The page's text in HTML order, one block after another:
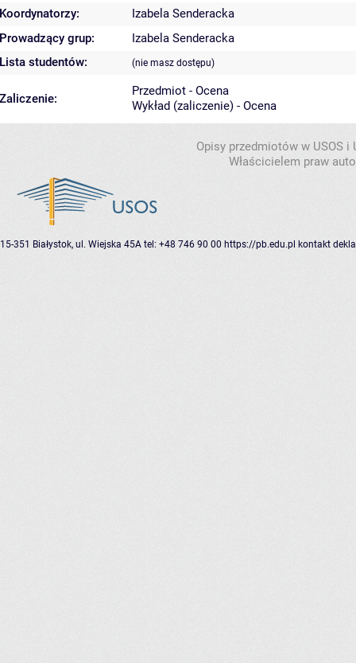
Koordynatorzy:
Izabela Senderacka
Prowadzący grup:
Izabela Senderacka
Lista studentów:
(nie masz dostępu)
Zaliczenie:
Przedmiot - Ocena
Wykład (zaliczenie) - Ocena
Opisy przedmiotów w USOS
Właścicielem praw
15-351 Białystok, ul. Wiejska 45A tel: +48 746 90 00 https://pb.edu.pl kontakt